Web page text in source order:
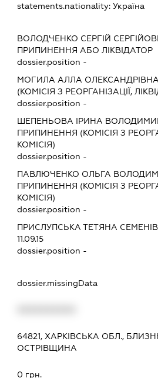
statements.nationality:Україна
ВОЛОДЧЕНКО СЕРГІЙ
ПРИПИНЕННЯ АБО ЛІКВІДАТОР
dossier.position -
МОГИЛА АЛЛА ОЛЕКСАНДРІВНА
(КОМІСІЯ З РЕОРГАНІЗАЦІЇ,
dossier.position -
ШЕПЕНЬОВА ІРИНА
ПРИПИНЕННЯ (КОМІСІЯ З
КОМІСІЯ)
dossier.position -
ПАВЛЮЧЕНКО ОЛЬГА
ПРИПИНЕННЯ (КОМІСІЯ З
КОМІСІЯ)
dossier.position -
ПРИСЛУПСЬКА ТЕТЯНА
11.09.15
dossier.position -
dossier.missingData
64821, ХАРКІВСЬКА ОБЛ.,
ОСТРІВЩИНА
0 грн.